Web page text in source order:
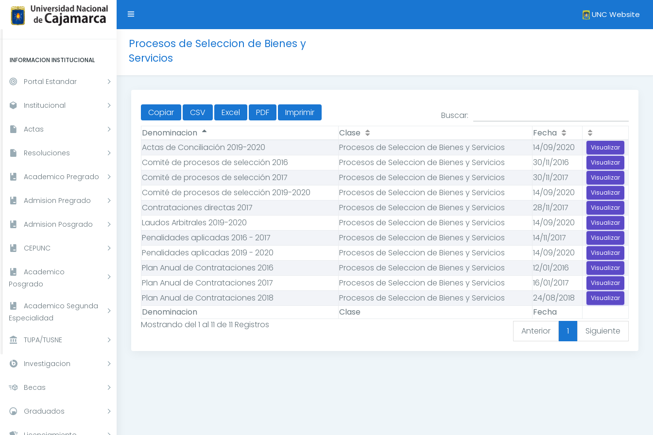
UNC Website
INFORMACION INSTITUCIONAL
Portal Estandar
Institucional
Actas
Resoluciones
Academico Pregrado
Admision Pregrado
Admision Posgrado
CEPUNC
Academico
Posgrado
Academico Segunda
Especialidad
TUPA/TUSNE
Investigacion
Becas
Graduados
Procesos de Seleccion de Bienes y
Servicios
Copiar CSV Excel PDF Imprimir
Buscar:
Denominacion
Clase Fecha
Denominacion Clase Fecha
Actas de Conciliación 2019-2020 Procesos de Seleccion de Bienes y Servicios 14/09/2020 Visualizar
Comité de procesos de selección 2016 Procesos de Seleccion de Bienes y Servicios 30/11/2016 Visualizar
Comité de procesos de selección 2017 Procesos de Seleccion de Bienes y Servicios 30/11/2017 Visualizar
Comité de procesos de selección 2019-2020 Procesos de Seleccion de Bienes y Servicios 14/09/2020 Visualizar
Contrataciones directas 2017 Procesos de Seleccion de Bienes y Servicios 28/11/2017 Visualizar
Laudos Arbitrales 2019-2020 Procesos de Seleccion de Bienes y Servicios 14/09/2020 Visualizar
Penalidades aplicadas 2016 - 2017 Procesos de Seleccion de Bienes y Servicios 14/11/2017 Visualizar
Penalidades aplicadas 2019 - 2020 Procesos de Seleccion de Bienes y Servicios 14/09/2020 Visualizar
Plan Anual de Contrataciones 2016 Procesos de Seleccion de Bienes y Servicios 12/01/2016 Visualizar
Plan Anual de Contrataciones 2017 Procesos de Seleccion de Bienes y Servicios 16/01/2017 Visualizar
Plan Anual de Contrataciones 2018 Procesos de Seleccion de Bienes y Servicios 24/08/2018 Visualizar
Mostrando del 1 al 11 de 11 Registros
Anterior 1 Siguiente